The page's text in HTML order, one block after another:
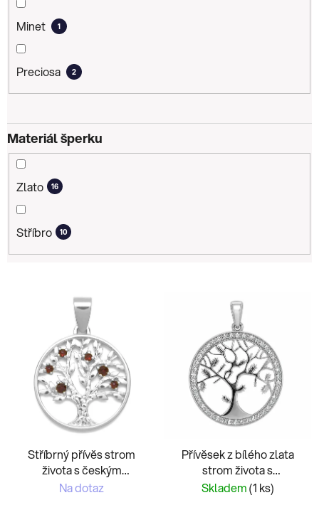
Minet 1
Preciosa 2
Materiál šperku
Zlato 16
Stříbro 10
Stříbrný přívěs strom
života s českým
granátem
Na dotaz
Přívěsek z bílého zlata
strom života s
kamenovou obrubou
Skladem(1 ks)